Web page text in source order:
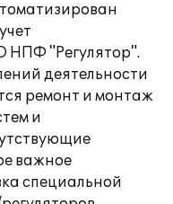
НПФ "Регулятор".
деятельности
ремонт и монтаж
и
важное
специальной